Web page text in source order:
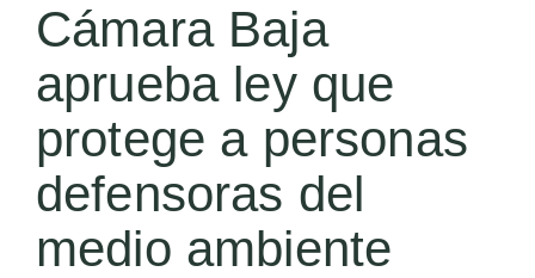
Cámara Baja
aprueba ley que
protege a personas
defensoras del
medio ambiente